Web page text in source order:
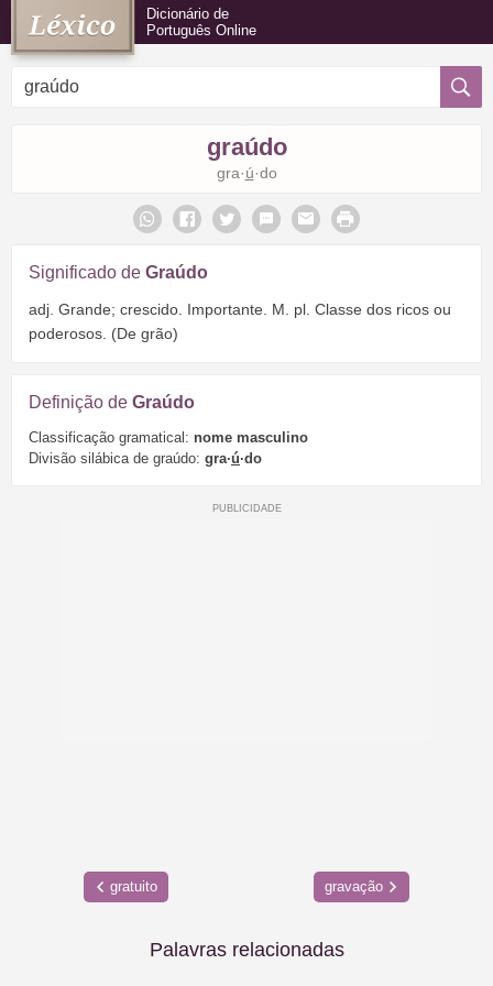
Dicionário de
Português Online
graúdo
gra·ú·do
Significado de Graúdo
adj. Grande; crescido. Importante. M. pl. Classe dos ricos ou
poderosos. (De grão)
Definição de Graúdo
Classificação gramatical: nome masculino
Divisão silábica de graúdo: gra·ú·do
gratuito gravação
Palavras relacionadas